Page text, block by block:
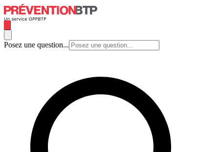
Posez une question...